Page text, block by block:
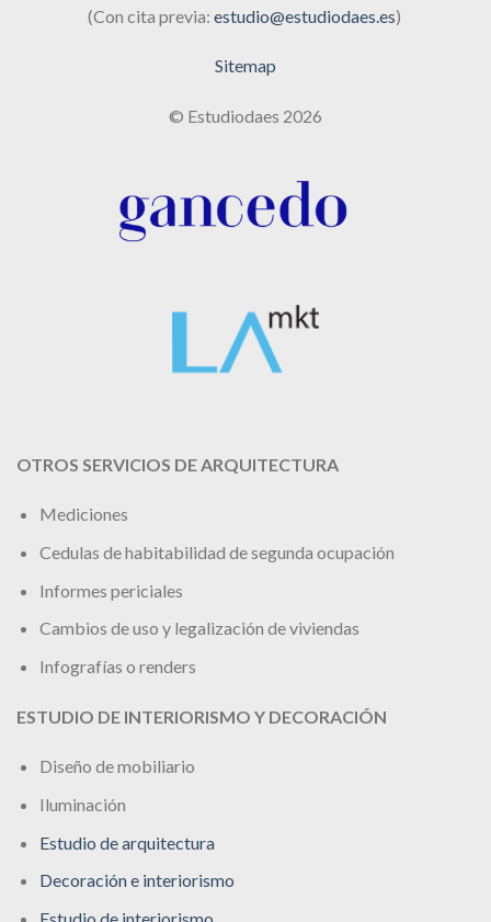
(Con cita previa: estudio@estudiodaes.es)
Sitemap
© Estudiodaes 2026
OTROS SERVICIOS DE ARQUITECTURA
Mediciones
Cedulas de habitabilidad de segunda ocupación
Informes periciales
Cambios de uso y legalización de viviendas
Infografías o renders
ESTUDIO DE INTERIORISMO Y DECORACIÓN
Diseño de mobiliario
Iluminación
Estudio de arquitectura
Decoración e interiorismo